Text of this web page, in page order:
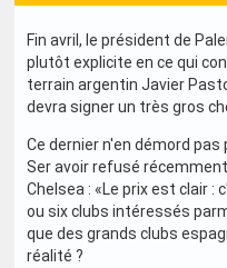
Fin avril, le président de
plutôt explicite en ce qui
terrain argentin Javier
devra signer un très gros
Ce dernier n'en démord pas
Ser avoir refusé
Chelsea : «Le prix est clair :
ou six clubs intéressés
que des grands clubs
réalité ?